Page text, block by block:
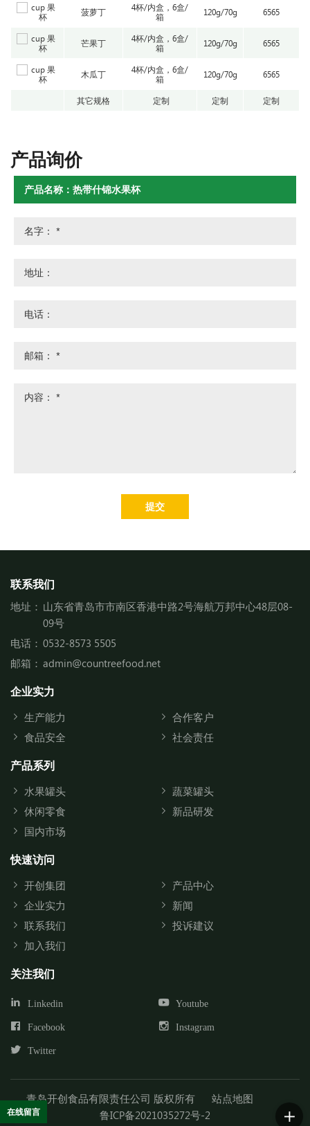
菠萝丁
4杯/内盒，6盒/
箱
120g/70g 6565
芒果丁
4杯/内盒，6盒/
箱
120g/70g 6565
木瓜丁
4杯/内盒，6盒/
箱
120g/70g 6565
其它规格 定制 定制 定制
产品询价
提交
在线留言
联系我们
地址： 山东省青岛市市南区香港中路2号海航万邦中心48层08-
09号
电话： 0532-8573 5505
邮箱： admin@countreefood.net
企业实力
生产能力
合作客户
食品安全
社会责任
产品系列
水果罐头
蔬菜罐头
休闲零食
新品研发
国内市场
快速访问
开创集团
产品中心
企业实力
新闻
联系我们
投诉建议
加入我们
关注我们
Linkedin Youtube
Facebook Instagram
Twitter
青岛开创食品有限责任公司 版权所有
站点地图
鲁ICP备2021035272号-2